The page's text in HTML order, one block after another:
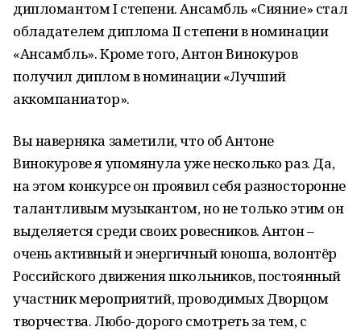
дипломантом I степени. Ансамбль «Сияние» стал
обладателем диплома II степени в номинации
«Ансамбль». Кроме того, Антон Винокуров
получил диплом в номинации «Лучший
аккомпаниатор».
Вы наверняка заметили, что об Антоне
Винокурове я упомянула уже несколько раз. Да,
на этом конкурсе он проявил себя разносторонне
талантливым музыкантом, но не только этим он
выделяется среди своих ровесников. Антон –
очень активный и энергичный юноша, волонтёр
Российского движения школьников, постоянный
участник мероприятий, проводимых Дворцом
творчества. Любо-дорого смотреть за тем, с